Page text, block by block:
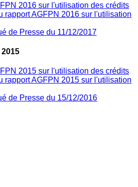
2016 sur l'utilisation des crédits
rapport AGFPN 2016 sur l'utilisation
de Presse du 11/12/2017
2015 sur l'utilisation des crédits
rapport AGFPN 2015 sur l'utilisation
de Presse du 15/12/2016